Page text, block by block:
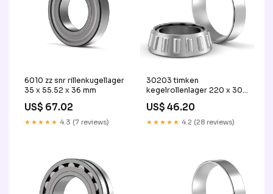
6010 zz snr rillenkugellager
35 x 55.52 x 36 mm
US$ 67.02
★★★★★ 4.3 (7 reviews)
30203 timken
kegelrollenlager 220 x 300
US$ 46.20
★★★★★ 4.2 (28 reviews)